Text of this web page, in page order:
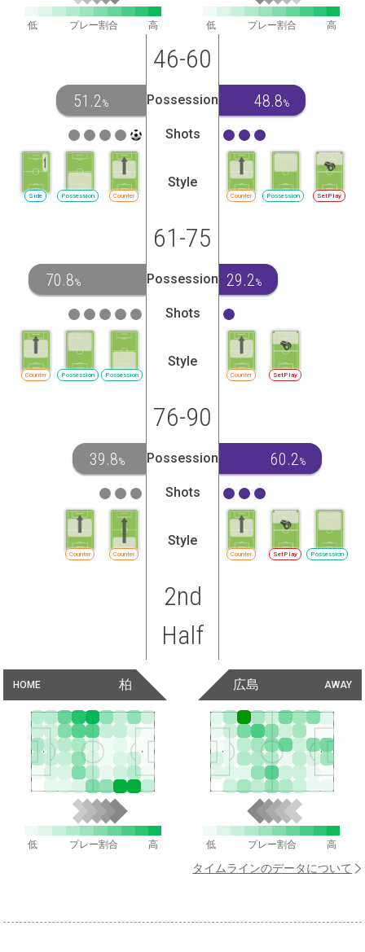
低 プレー割合 高 低 プレー割合 高
46-60
51.2% Possession 48.8%
Shots
Counter
Possession
Side
Style
Counter Possession SetPlay
61-75
70.8% Possession 29.2%
Shots
Possession
Possession
Counter
Style
Counter SetPlay
76-90
39.8% Possession 60.2%
Shots
Counter
Counter
Style
Counter SetPlay Possession
2nd
Half
HOME 柏 AWAY
広島
低 プレー割合 高 低 プレー割合 高
タイムラインのデータについて